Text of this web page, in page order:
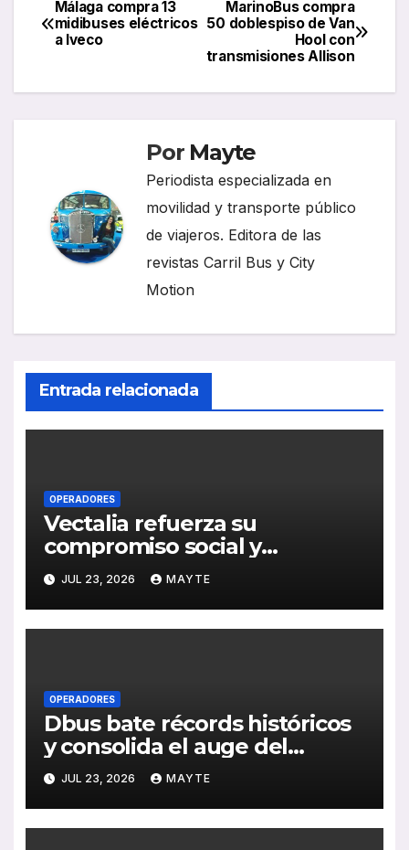
Navegación
de
entradas
MarinoBus compra
50 doblespiso de Van
Hool con
transmisiones Allison
Málaga compra 13
midibuses eléctricos
a Iveco
Por Mayte
Periodista especializada en
movilidad y transporte público
de viajeros. Editora de las
revistas Carril Bus y City
Motion
Entrada relacionada
OPERADORES
Vectalia refuerza su
compromiso social y
medioambiental con la
publicación de su Memoria de
RSC 2025
JUL 23, 2026 MAYTE
OPERADORES
Dbus bate récords históricos
y consolida el auge del
transporte público en San
Sebastián
JUL 23, 2026 MAYTE